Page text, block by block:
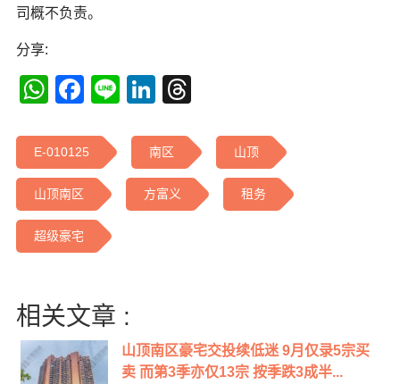
司概不负责。
分享:
WhatsApp
Facebook
LineLinkedIn
E-010125 南区 山顶
山顶南区 方富义 租务
超级豪宅
相关文章 :
山顶南区豪宅交投续低迷 9月仅录5宗买
卖 而第3季亦仅13宗 按季跌3成半...